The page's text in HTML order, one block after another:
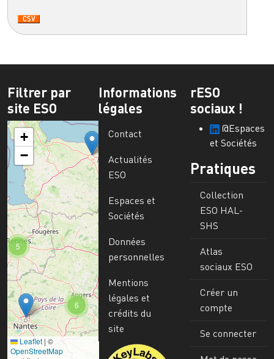
Filtrer par
site ESO
6
5
+
−
Leaflet | ©
OpenStreetMap
Informations
légales
Contact
Actualités
ESO
Espaces et
Sociétés
Données
personnelles
Mentions
légales et
crédits du
site
Image
rESO
sociaux !
@Espaces
et Sociétés
Pratiques
Collection
ESO HAL-
SHS
Atlas
sociaux ESO
Créer un
compte
Se connecter